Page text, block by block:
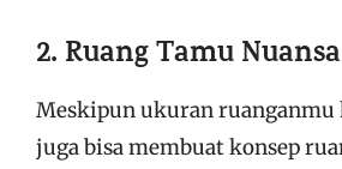
2. Ruang Tamu
Meskipun ukuran ruanganmu
juga bisa membuat konsep